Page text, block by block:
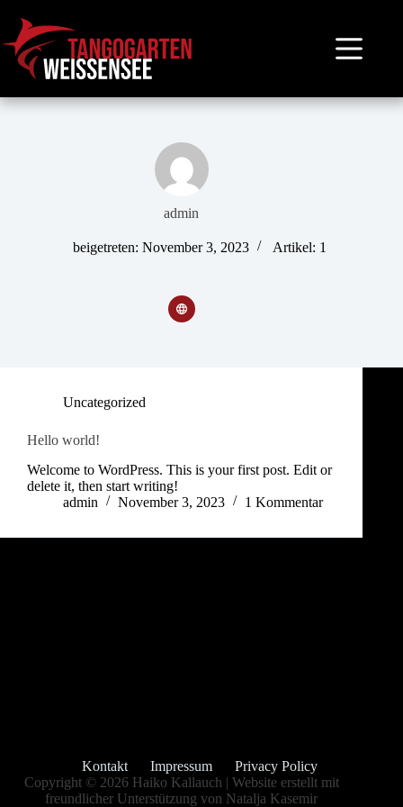
Inhalt
springen
admin
beigetreten: November 3, 2023 Artikel: 1
Uncategorized
Hello world!
Welcome to WordPress. This is your first post. Edit or
delete it, then start writing!
admin
November 3, 2023 1 Kommentar
Kontakt Impressum
Privacy Policy
Copyright © 2026 Haiko Kallauch | Website erstellt mit
freundlicher Unterstützung von Natalja Kasemir